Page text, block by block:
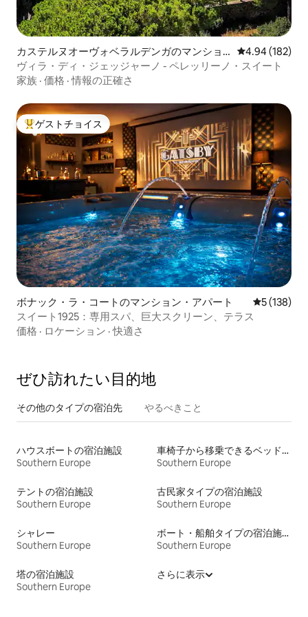
カステルヌオーヴォベラルデンガのマンショ
ン・アパート
レビュー182
4.94 (182)
ヴィラ・ディ・ジェッジャーノ - ペレッリーノ・スイート
家族 · 価格 ·情報の正確さ
大好評のゲストチョイスです。
ゲストチョイス
ボナック・ラ・コートのマンション・アパート レビュー
5 (138)
スイート1925：専用スパ、巨大スクリーン、テラス
価格 · ロケーション ·快適さ
ぜひ訪⁠れ⁠た⁠い目⁠的⁠地
その他のタ⁠イ⁠プ⁠の宿⁠泊⁠先 やるべきこと
ハウスボートの宿泊施設
Southern Europe
車椅子から移乗できるベッドがある宿泊施設
Southern Europe
テントの宿泊施設
Southern Europe
古民家タイプの宿泊施設
Southern Europe
シャレー
Southern Europe
ボート・船舶タイプの宿泊施設
Southern Europe
塔の宿泊施設
Southern Europe
さらに表示